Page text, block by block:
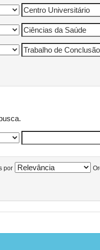
por